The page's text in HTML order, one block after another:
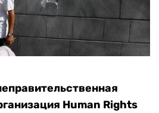
Human Rights